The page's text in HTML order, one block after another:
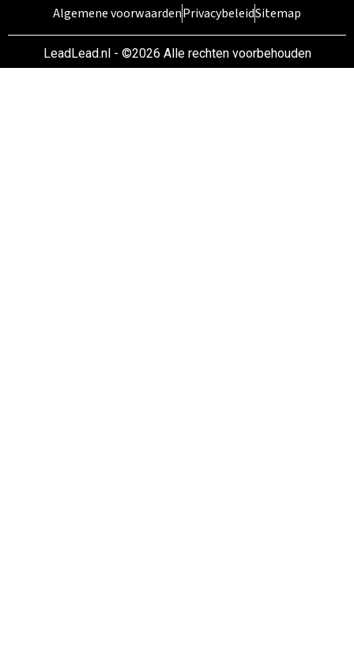
Algemene voorwaardenPrivacybeleidSitemap
LeadLead.nl - ©2026 Alle rechten voorbehouden